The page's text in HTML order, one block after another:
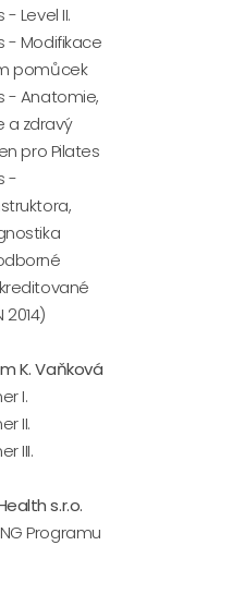
- Level II.
- Modifikace
pomůcek
- Anatomie,
a zdravý
pro Pilates
-
2014)
K. Vaňková
I.
II.
III.
s.r.o.
Programu